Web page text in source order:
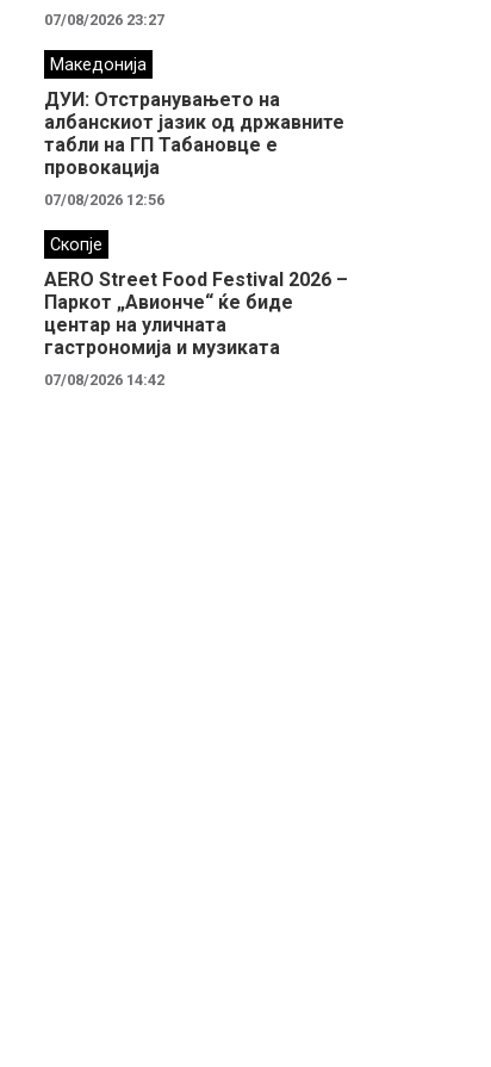
07/08/2026 23:27
Македонија
ДУИ: Отстранувањето на
албанскиот јазик од државните
табли на ГП Табановце е
провокација
07/08/2026 12:56
Скопје
AERO Street Food Festival 2026 –
Паркот „Авионче“ ќе биде
центар на уличната
гастрономија и музиката
07/08/2026 14:42